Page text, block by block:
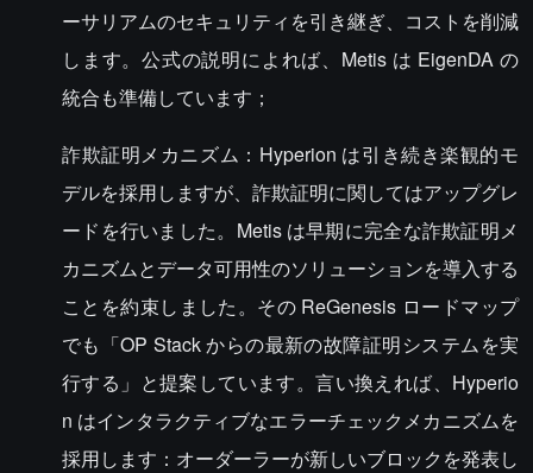
ーサリアムのセキュリティを引き継ぎ、コストを削減
します。公式の説明によれば、Metis は EigenDA の
統合も準備しています；
詐欺証明メカニズム：Hyperion は引き続き楽観的モ
デルを採用しますが、詐欺証明に関してはアップグレ
ードを行いました。Metis は早期に完全な詐欺証明メ
カニズムとデータ可用性のソリューションを導入する
ことを約束しました。その ReGenesis ロードマップ
でも「OP Stack からの最新の故障証明システムを実
行する」と提案しています。言い換えれば、Hyperio
n はインタラクティブなエラーチェックメカニズムを
採用します：オーダーラーが新しいブロックを発表し